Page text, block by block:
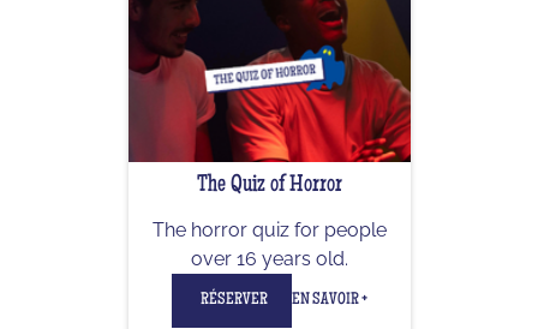
The Quiz of Horror
The horror quiz for people
over 16 years old.
RÉSERVER EN SAVOIR +